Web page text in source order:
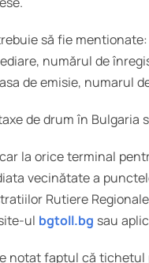
să fie
numărul de
de emisie, numarul
de drum în Bulgaria
la orice terminal
vecinătate a
Rutiere
ul bgtoll.bg sau
notat faptul că